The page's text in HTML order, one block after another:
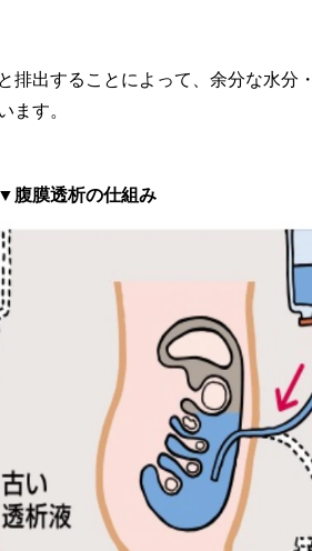
出することによって、余分な水分
ます。
▼腹膜透析の仕組み